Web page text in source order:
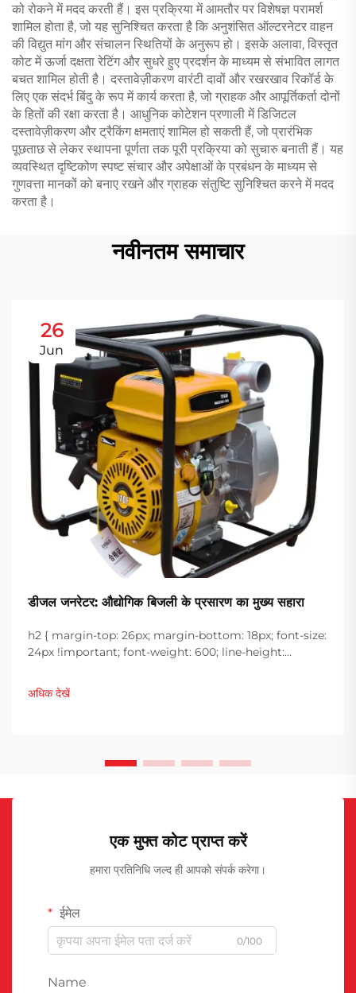
को रोकने में मदद करती हैं। इस प्रक्रिया में आमतौर पर विशेषज्ञ परामर्श
शामिल होता है, जो यह सुनिश्चित करता है कि अनुशंसित ऑल्टरनेटर वाहन
की विद्युत मांग और संचालन स्थितियों के अनुरूप हो। इसके अलावा, विस्तृत
कोट में ऊर्जा दक्षता रेटिंग और सुधरे हुए प्रदर्शन के माध्यम से संभावित लागत
बचत शामिल होती है। दस्तावेज़ीकरण वारंटी दावों और रखरखाव रिकॉर्ड के
लिए एक संदर्भ बिंदु के रूप में कार्य करता है, जो ग्राहक और आपूर्तिकर्ता दोनों
के हितों की रक्षा करता है। आधुनिक कोटेशन प्रणाली में डिजिटल
दस्तावेज़ीकरण और ट्रैकिंग क्षमताएं शामिल हो सकती हैं, जो प्रारंभिक
पूछताछ से लेकर स्थापना पूर्णता तक पूरी प्रक्रिया को सुचारु बनाती हैं। यह
व्यवस्थित दृष्टिकोण स्पष्ट संचार और अपेक्षाओं के प्रबंधन के माध्यम से
गुणवत्ता मानकों को बनाए रखने और ग्राहक संतुष्टि सुनिश्चित करने में मदद
करता है।
नवीनतम समाचार
26
Jun
डीजल जनरेटर: औद्योगिक बिजली के प्रसारण का मुख्य सहारा
h2 { margin-top: 26px; margin-bottom: 18px; font-size:
24px !important; font-weight: 600; line-height:
font-size: 20px !important; font-weight: 600; line-
height: ...}
अधिक देखें
एक मुफ्त कोट प्राप्त करें
हमारा प्रतिनिधि जल्द ही आपको संपर्क करेगा।
ईमेल
0/100
Name